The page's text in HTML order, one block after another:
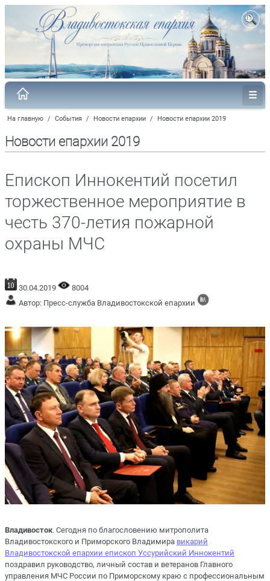
На главную / События / Новости епархии / Новости епархии 2019
Новости епархии 2019
Епископ Иннокентий посетил
торжественное мероприятие в
честь 370-летия пожарной
охраны МЧС
30.04.2019
8004
Автор: Пресс-служба Владивостокской епархии
Владивосток. Сегодня по благословению митрополита
Владивостокского и Приморского Владимира викарий
Владивостокской епархии епископ Уссурийский Иннокентий
поздравил руководство, личный состав и ветеранов Главного
управления МЧС России по Приморскому краю с профессиональным